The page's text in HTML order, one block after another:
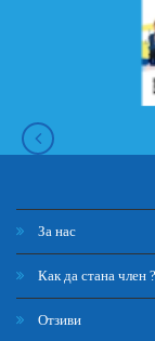
За нас
Как да стана член ?
Отзиви